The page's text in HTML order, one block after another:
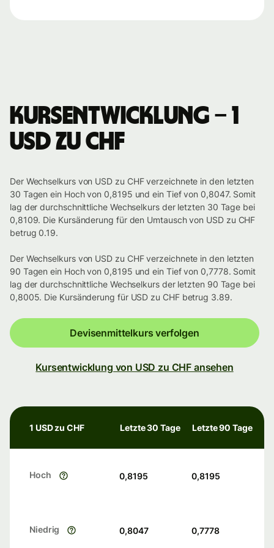
Kursentwicklung – 1
USD zu CHF
Der Wechselkurs von USD zu CHF verzeichnete in den letzten
30 Tagen ein Hoch von 0,8195 und ein Tief von 0,8047. Somit
lag der durchschnittliche Wechselkurs der letzten 30 Tage bei
0,8109. Die Kursänderung für den Umtausch von USD zu CHF
betrug 0.19.
Der Wechselkurs von USD zu CHF verzeichnete in den letzten
90 Tagen ein Hoch von 0,8195 und ein Tief von 0,7778. Somit
lag der durchschnittliche Wechselkurs der letzten 90 Tage bei
0,8005. Die Kursänderung für USD zu CHF betrug 3.89.
Devisenmittelkurs verfolgen
Kursentwicklung von USD zu CHF ansehen
1 USD zu CHF Letzte 30 Tage Letzte 90 Tage
Hoch 0,8195 0,8195
Niedrig 0,8047 0,7778